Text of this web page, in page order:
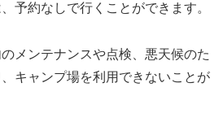
予約なしで行くことができます。
メンテナンスや点検、悪天候のた
キャンプ場を利用できないことが